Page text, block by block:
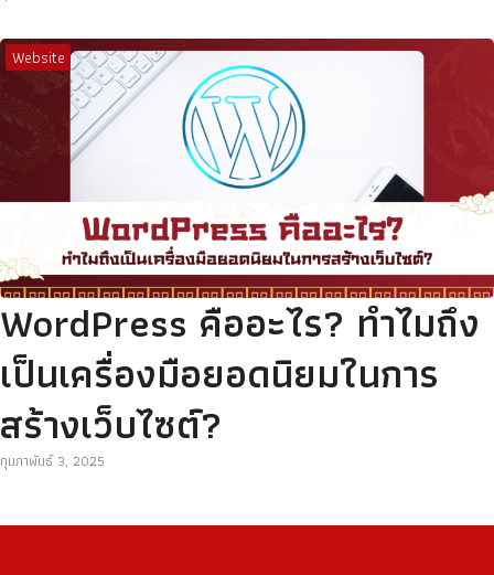
Website
WordPress คืออะไร? ทำไมถึง
เป็นเครื่องมือยอดนิยมในการ
สร้างเว็บไซต์?
กุมภาพันธ์ 3, 2025